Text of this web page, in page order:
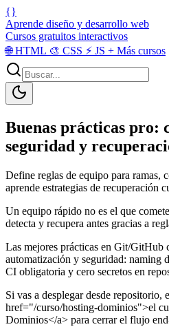
{}
Aprende diseño y desarrollo web
Cursos gratuitos interactivos
🌐HTML 🎨 CSS ⚡ JS + Más cursos
Buenas prácticas pro:
seguridad y
Define reglas de equipo para ramas,
aprende estrategias de recuperación
Un equipo rápido no es el que
detecta y recupera antes gracias a
Las mejores prácticas en Git/GitHub
automatización y seguridad: naming
CI obligatoria y cero secretos en
Si vas a desplegar desde repositorio,
href="/curso/hosting-dominios">el
Dominios</a> para cerrar el flujo